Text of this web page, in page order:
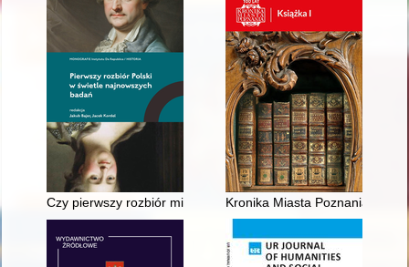
Czy pierwszy rozbiór miał miejsce w 1772 roku? Nowe
Kronika Miasta Poznania.